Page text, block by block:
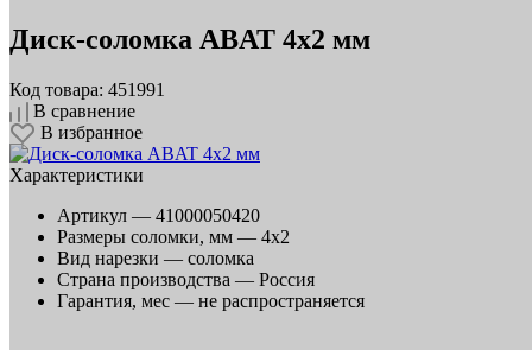
Диск‑соломка ABAT 4x2 мм
Код товара: 451991
В сравнение
В избранное
Характеристики
Артикул — 41000050420
Размеры соломки, мм — 4x2
Вид нарезки — соломка
Страна производства — Россия
Гарантия, мес — не распространяется